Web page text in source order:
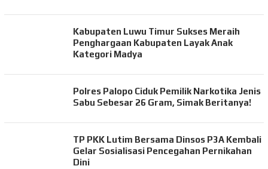
Kabupaten Luwu Timur Sukses Meraih
Penghargaan Kabupaten Layak Anak
Kategori Madya
Polres Palopo Ciduk Pemilik Narkotika Jenis
Sabu Sebesar 26 Gram, Simak Beritanya!
TP PKK Lutim Bersama Dinsos P3A Kembali
Gelar Sosialisasi Pencegahan Pernikahan
Dini